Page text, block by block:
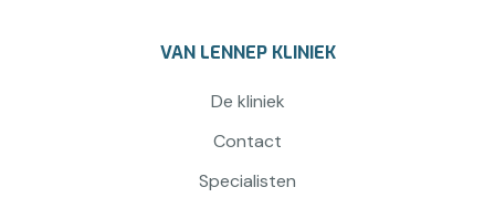
VAN LENNEP KLINIEK
De kliniek
Contact
Specialisten